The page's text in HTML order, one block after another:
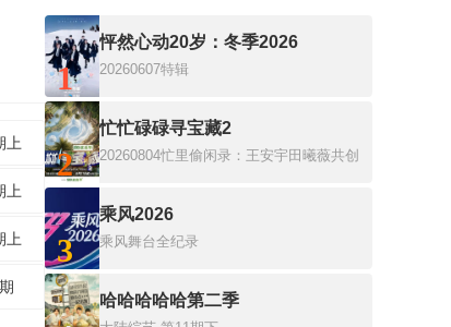
上
上
上
1
怦然心动20岁：冬季2026
20260607特辑
2
忙忙碌碌寻宝藏2
20260804忙里偷闲录：王安宇田曦薇共创
3
乘风2026
乘风舞台全纪录
哈哈哈哈哈第二季